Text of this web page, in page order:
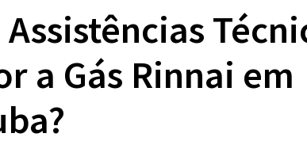
a Gás Rinnai em